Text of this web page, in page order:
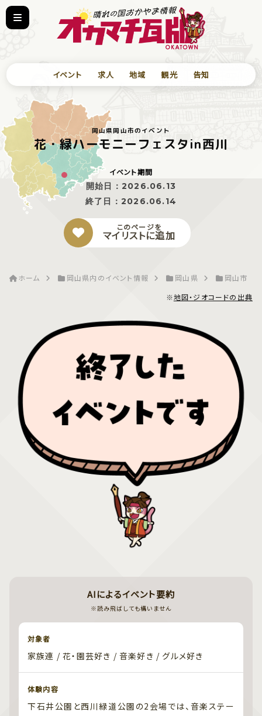
イベント 求人 地域 観光 告知
岡山県岡山市のイベント
花・緑ハーモニーフェスタin西川
イベント期間
開始日： 2026.06.13
終了日： 2026.06.14
このページを
マイリストに追加
ホーム 岡山県内のイベント情報 岡山県
岡山市
※地図・ジオコードの出典
AIによるイベント要約
※読み飛ばしても構いません
対象者
家族連 / 花・園芸好き / 音楽好き / グルメ好き
体験内容
下石井公園と西川緑道公園の2会場では、音楽ステー